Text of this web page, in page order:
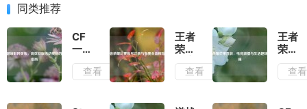
同类推荐
CF
一键
领取
网页
查看
王者
荣耀
比赛
账号
查看
王者
荣耀
芒果
查看